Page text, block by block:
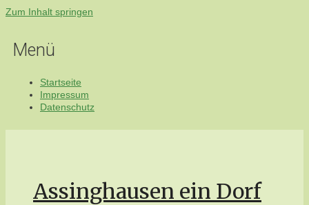
Zum Inhalt springen
Menü
Startseite
Impressum
Datenschutz
Assinghausen ein Dorf